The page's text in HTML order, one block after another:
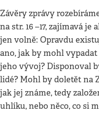
Závěry zprávy
na str. 16 –17, zajímavá
jen volně: Opravdu
ano, jak by mohl
jeho vývoj? Disponoval
lidé? Mohl by doletět na
jak jej známe, tedy
uhlíku, nebo něco, co si